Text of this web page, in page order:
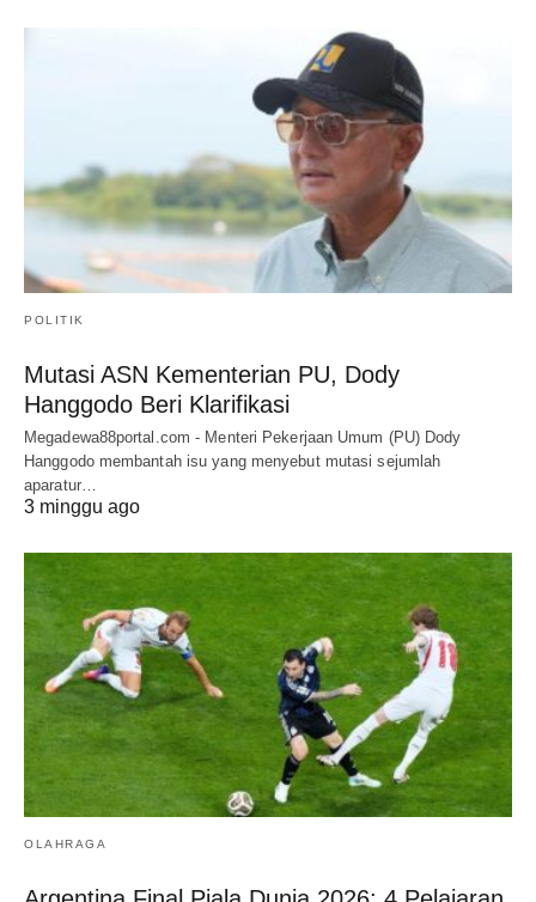
POLITIK
Mutasi ASN Kementerian PU, Dody
Hanggodo Beri Klarifikasi
Megadewa88portal.com - Menteri Pekerjaan Umum (PU) Dody
Hanggodo membantah isu yang menyebut mutasi sejumlah
aparatur…
3 minggu ago
OLAHRAGA